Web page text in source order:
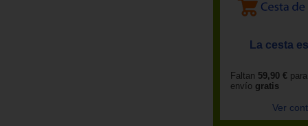
La cesta
Faltan 59,90 €
envío gratis
Ver